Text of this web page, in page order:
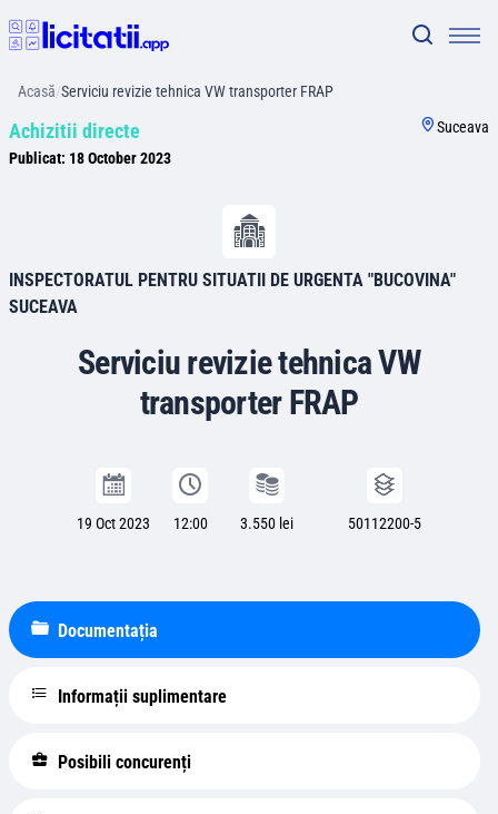
Acasă/Serviciu revizie tehnica VW transporter FRAP
Achizitii directe
Publicat: 18 October 2023
Suceava
INSPECTORATUL PENTRU SITUATII DE URGENTA "BUCOVINA"
SUCEAVA
Serviciu revizie tehnica VW
transporter FRAP
19 Oct 2023 12:00 3.550 lei 50112200-5
Documentația
Informații suplimentare
Posibili concurenți